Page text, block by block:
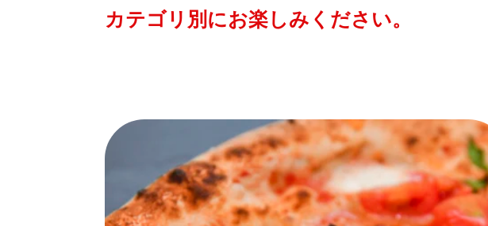
SPECIAL
SERIES
カテゴリ別にお楽しみください。